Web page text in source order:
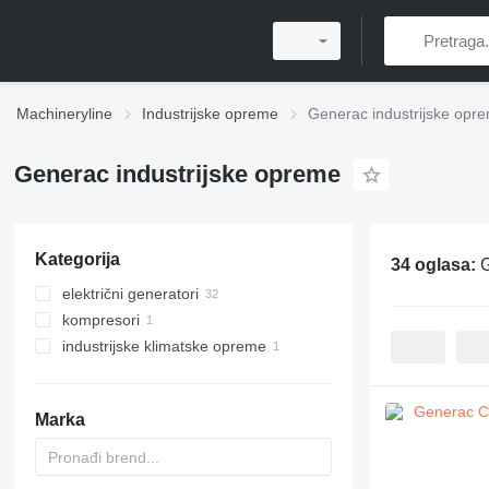
Machineryline Industrijske opreme Generac industrijske
Generac industrijske opreme
Kategorija
električni generatori
rasvjetni tornjevi
diesel generatori
kompresori
mobilni kompresori
industrijske klimatske opreme
Marka
34 oglasa: